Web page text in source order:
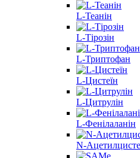
L-Теанін
L-Тірозін
L-Триптофан
L-Цистеїн
L-Цитрулін
L-Фенілаланін
N-